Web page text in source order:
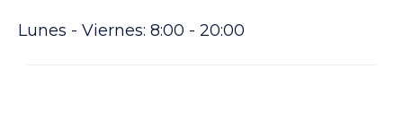
Lunes - Viernes: 8:00 - 20:00